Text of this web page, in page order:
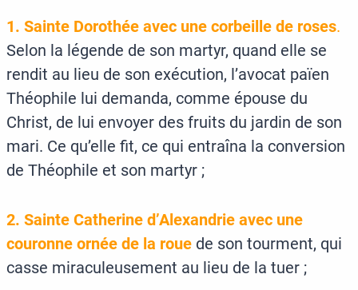
1. Sainte Dorothée avec une corbeille de roses.
Selon la légende de son martyr, quand elle se
rendit au lieu de son exécution, l’avocat païen
Théophile lui demanda, comme épouse du
Christ, de lui envoyer des fruits du jardin de son
mari. Ce qu’elle fit, ce qui entraîna la conversion
de Théophile et son martyr ;
2. Sainte Catherine d’Alexandrie avec une
couronne ornée de la roue de son tourment, qui
casse miraculeusement au lieu de la tuer ;